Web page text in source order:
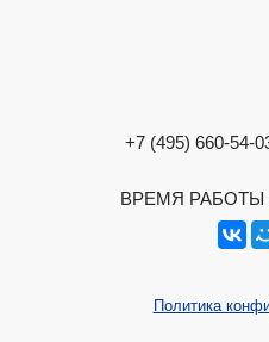
+7 (495) 660-54-
ВРЕМЯ РАБОТЫ
Политика